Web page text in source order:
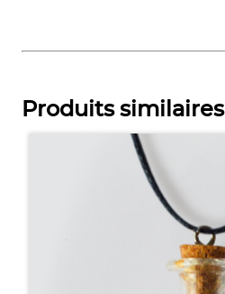
Produits similaires